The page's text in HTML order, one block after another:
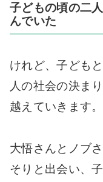
子どもの頃の二
んでいた
けれど、子ども
人の社会の決ま
越えていきます。
大悟さんとノブ
そりと出会い、